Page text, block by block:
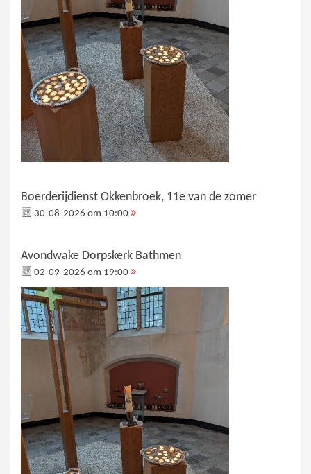
Boerderijdienst Okkenbroek, 11e van de zomer
30-08-2026 om 10:00
Avondwake Dorpskerk Bathmen
02-09-2026 om 19:00